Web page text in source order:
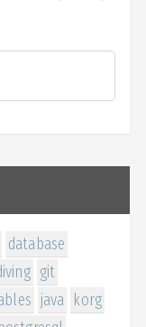
database
git
java korg